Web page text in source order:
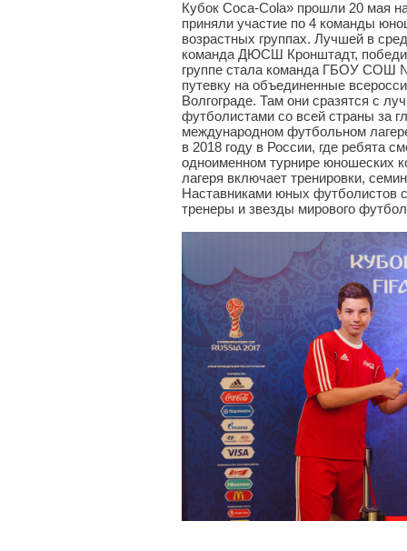
Кубок Coca-Cola» прошли 20 мая
приняли участие по 4 команды
возрастных группах. Лучшей в
команда ДЮСШ Кронштадт,
группе стала команда ГБОУ СОШ
путевку на объединенные
Волгограде. Там они сразятся с
футболистами со всей страны за
международном футбольном
в 2018 году в России, где ребята
одноименном турнире юношеских
лагеря включает тренировки,
Наставниками юных футболистов
тренеры и звезды мирового